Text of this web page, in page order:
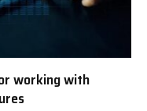
working with